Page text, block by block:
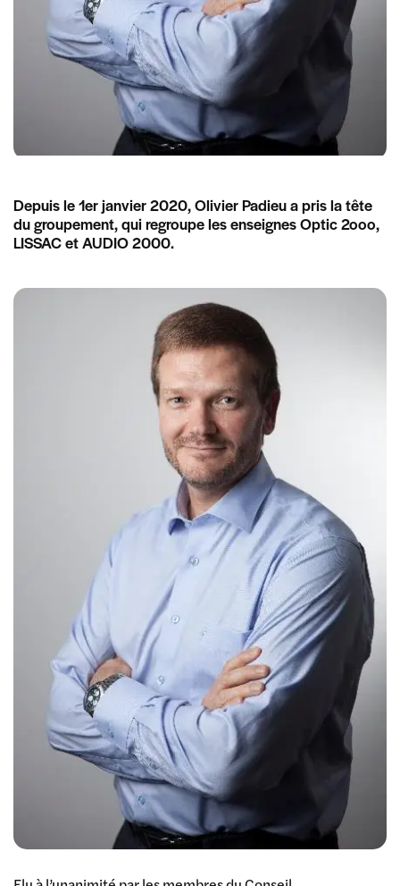
Depuis le 1er janvier 2020, Olivier Padieu a pris la tête
du groupement, qui regroupe les enseignes Optic 2ooo,
LISSAC et AUDIO 2000.